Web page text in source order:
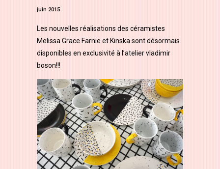
juin 2015
Les nouvelles réalisations des céramistes
Melissa Grace Farnie et Kinska sont désormais
disponibles en exclusivité à l’atelier vladimir
boson!!!